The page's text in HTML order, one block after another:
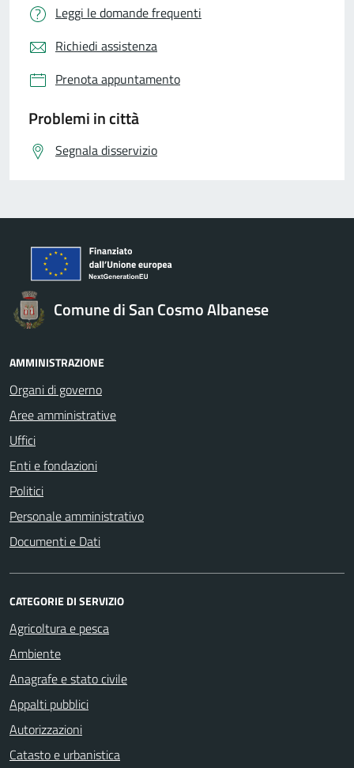
Leggi le domande frequenti
Richiedi assistenza
Prenota appuntamento
Problemi in città
Segnala disservizio
Comune di San Cosmo Albanese
AMMINISTRAZIONE
Organi di governo
Aree amministrative
Uffici
Enti e fondazioni
Politici
Personale amministrativo
Documenti e Dati
CATEGORIE DI SERVIZIO
Agricoltura e pesca
Ambiente
Anagrafe e stato civile
Appalti pubblici
Autorizzazioni
Catasto e urbanistica